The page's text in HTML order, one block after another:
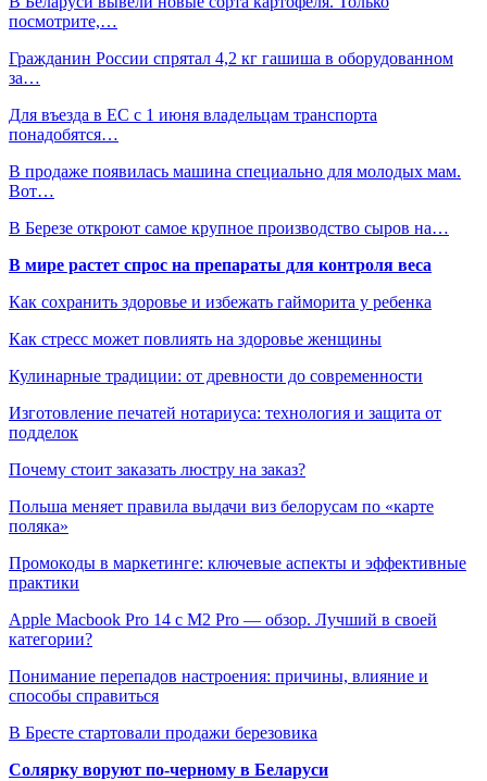
посмотрите,…
Гражданин России спрятал 4,2 кг гашиша в оборудованном
за…
Для въезда в ЕС с 1 июня владельцам транспорта
понадобятся…
В продаже появилась машина специально для молодых мам.
Вот…
В Березе откроют самое крупное производство сыров на…
В мире растет спрос на препараты для контроля веса
Как сохранить здоровье и избежать гайморита у ребенка
Как стресс может повлиять на здоровье женщины
Кулинарные традиции: от древности до современности
Изготовление печатей нотариуса: технология и защита от
подделок
Почему стоит заказать люстру на заказ?
Польша меняет правила выдачи виз белорусам по «карте
поляка»
Промокоды в маркетинге: ключевые аспекты и эффективные
практики
Apple Macbook Pro 14 с M2 Pro — обзор. Лучший в своей
категории?
Понимание перепадов настроения: причины, влияние и
способы справиться
В Бресте стартовали продажи березовика
Солярку воруют по-черному в Беларуси